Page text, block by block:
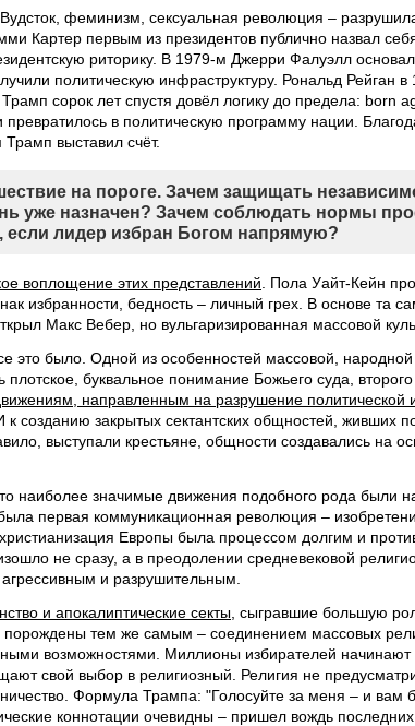
Вудсток, феминизм, сексуальная революция –
Картер первым из президентов публично назвал
риторику. В 1979-м Джерри Фалуэлл
политическую инфраструктуру. Рональд Рейган
сорок лет спустя довёл логику до предела: born
превратилось в политическую программу нации.
выставил счёт.
на пороге. Зачем защищать
уже назначен? Зачем соблюдать нормы
если лидер избран Богом напрямую?
воплощение этих представлений . Пола Уайт-Кейн
избранности, бедность – личный грех. В основе та
Макс Вебер, но вульгаризированная массовой
это было. Одной из особенностей массовой, народной
плотское, буквальное понимание Божьего суда,
направленным на разрушение политической
к созданию закрытых сектантских общностей, живших
выступали крестьяне, общности создавались на
наиболее значимые движения подобного рода были
первая коммуникационная революция –
Европы была процессом долгим и
не сразу, а в преодолении средневековой
и разрушительным.
и апокалиптические секты, сыгравшие большую
тем же самым – соединением массовых
возможностями. Миллионы избирателей начинают
свой выбор в религиозный. Религия не
Формула Трампа: "Голосуйте за меня – и вам
коннотации очевидны – пришел вождь